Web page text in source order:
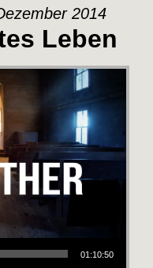
2014
Leben
01:10:50